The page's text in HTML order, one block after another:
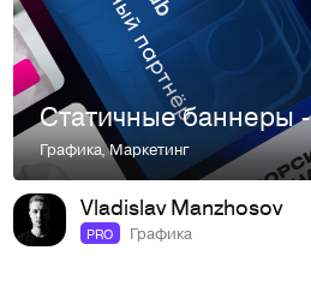
Статичные баннеры
Графика,Маркетинг
Vladislav Manzhosov
PRO Графика